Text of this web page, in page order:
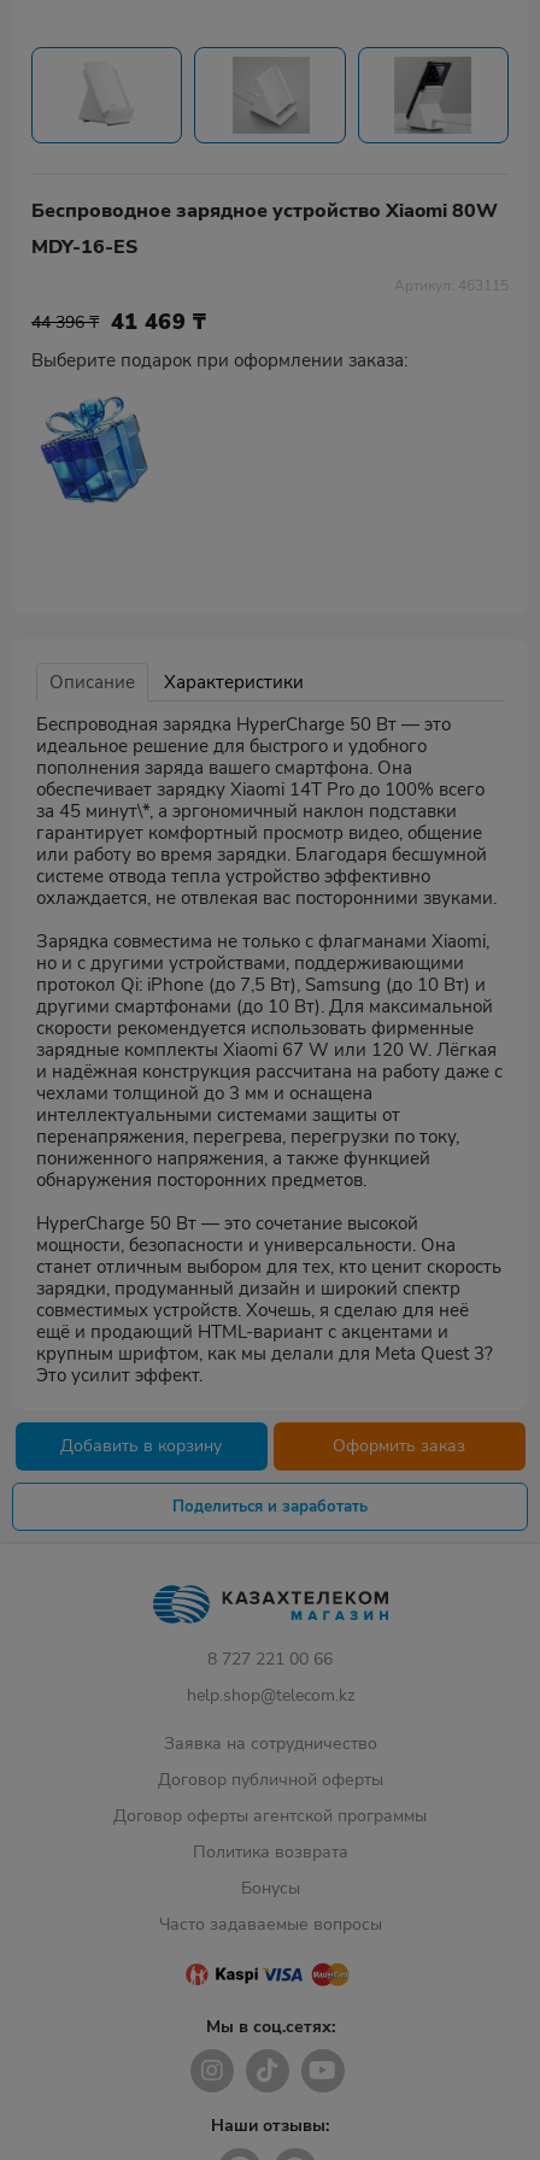
Беспроводное зарядное устройство Xiaomi 80W
MDY-16-ES
Артикул: 463115
44 396 ₸ 41 469 ₸
Выберите подарок при оформлении заказа:
Описание
Характеристики
Беспроводная зарядка HyperCharge 50 Вт — это
идеальное решение для быстрого и удобного
пополнения заряда вашего смартфона. Она
обеспечивает зарядку Xiaomi 14T Pro до 100% всего
за 45 минут\*, а эргономичный наклон подставки
гарантирует комфортный просмотр видео, общение
или работу во время зарядки. Благодаря бесшумной
системе отвода тепла устройство эффективно
охлаждается, не отвлекая вас посторонними звуками.
Зарядка совместима не только с флагманами Xiaomi,
но и с другими устройствами, поддерживающими
протокол Qi: iPhone (до 7,5 Вт), Samsung (до 10 Вт) и
другими смартфонами (до 10 Вт). Для максимальной
скорости рекомендуется использовать фирменные
зарядные комплекты Xiaomi 67 W или 120 W. Лёгкая
и надёжная конструкция рассчитана на работу даже с
чехлами толщиной до 3 мм и оснащена
интеллектуальными системами защиты от
перенапряжения, перегрева, перегрузки по току,
пониженного напряжения, а также функцией
обнаружения посторонних предметов.
HyperCharge 50 Вт — это сочетание высокой
мощности, безопасности и универсальности. Она
станет отличным выбором для тех, кто ценит скорость
зарядки, продуманный дизайн и широкий спектр
совместимых устройств. Хочешь, я сделаю для неё
ещё и продающий HTML-вариант с акцентами и
крупным шрифтом, как мы делали для Meta Quest 3?
Это усилит эффект.
Добавить в корзину Оформить заказ
Поделиться и заработать
8 727 221 00 66
help.shop@telecom.kz
Заявка на сотрудничество
Договор публичной оферты
Договор оферты агентской программы
Политика возврата
Бонусы
Часто задаваемые вопросы
Мы в соц.сетях:
Наши отзывы: